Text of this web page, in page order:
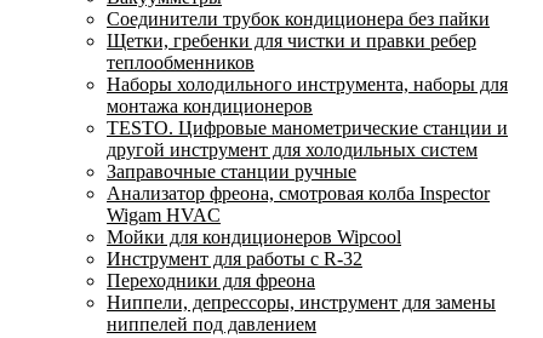
Соединители трубок кондиционера без пайки
Щетки, гребенки для чистки и правки ребер
теплообменников
Наборы холодильного инструмента, наборы для
монтажа кондиционеров
TESTO. Цифровые манометрические станции и
другой инструмент для холодильных систем
Заправочные станции ручные
Анализатор фреона, смотровая колба Inspector
Wigam HVAC
Мойки для кондиционеров Wipcool
Инструмент для работы с R-32
Переходники для фреона
Ниппели, депрессоры, инструмент для замены
ниппелей под давлением